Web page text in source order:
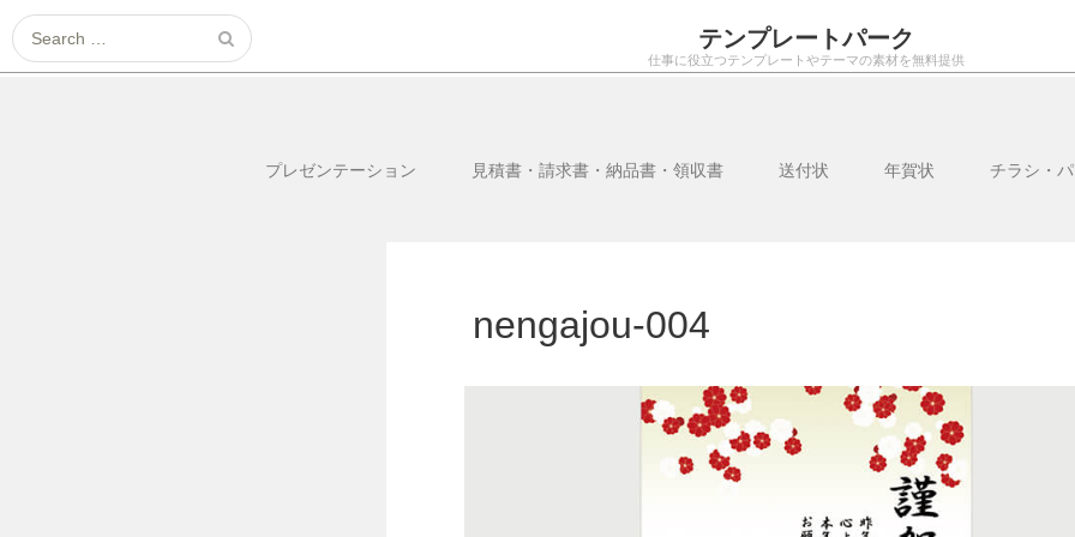
テンプレートパーク
仕事に役立つテンプレートやテーマの素材を無料提供
Search
for:
プレゼンテーション 見積書・請求書・納品書・領収書 送付状 年賀状 チラシ・
nengajou-004